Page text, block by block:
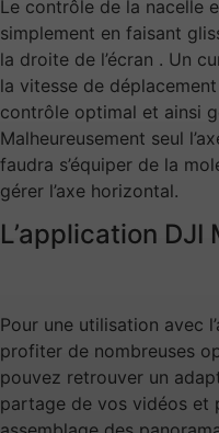
Le contrôle de la nacelle
simplement en faisant
la droite de l’écran . Un
la vitesse de
contrôle optimal et ainsi
Malheureusement seul
faudra s’équiper de la
gérer l’axe horizontal.
L’application DJI
Pour une utilisation avec
profiter de nombreuses
pouvez retrouver un
partage de vos vidéos et